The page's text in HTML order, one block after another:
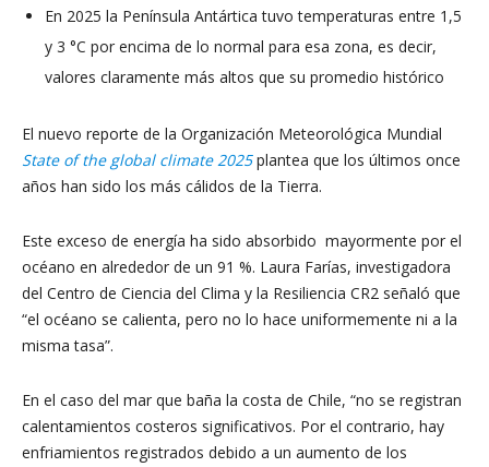
En 2025 la Península Antártica tuvo temperaturas entre 1,5
y 3 °C por encima de lo normal para esa zona, es decir,
valores claramente más altos que su promedio histórico
El nuevo reporte de la Organización Meteorológica Mundial
State of the global climate 2025plantea que los últimos once
años han sido los más cálidos de la Tierra.
Este exceso de energía ha sido absorbido mayormente por el
océano en alrededor de un 91 %. Laura Farías, investigadora
del Centro de Ciencia del Clima y la Resiliencia CR2 señaló que
“el océano se calienta, pero no lo hace uniformemente ni a la
misma tasa”.
En el caso del mar que baña la costa de Chile, “no se registran
calentamientos costeros significativos. Por el contrario, hay
enfriamientos registrados debido a un aumento de los